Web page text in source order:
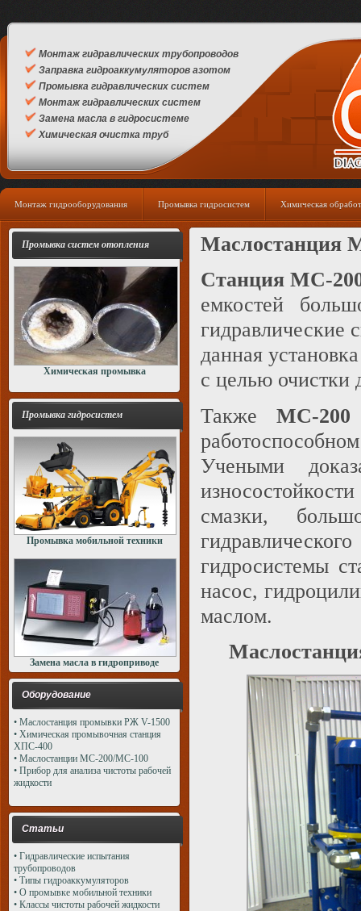
Монтаж гидравлических трубопроводов
Заправка гидроаккумуляторов азотом
Промывка гидравлических систем
Монтаж гидравлических систем
Замена масла в гидросистеме
Химическая очистка труб
Монтаж гидрооборудования Промывка гидросистем Химическая
Промывка систем отопления
Химическая промывка
Промывка гидросистем
Промывка мобильной техники
Замена масла в гидроприводе
Оборудование
• Маслостанция промывки РЖ V-1500
• Химическая промывочная станция
ХПС-400
• Маслостанции МС-200/МС-100
• Прибор для анализа чистоты рабочей
жидкости
Статьи
• Гидравлические испытания
трубопроводов
• Типы гидроаккумуляторов
• О промывке мобильной техники
• Классы чистоты рабочей жидкости
Маслостанция
Станция МС-
емкостей
гидравлические
данная
с целью очистки
Также МС-200
Учеными
смазки,
гидросистемы
насос,
маслом.